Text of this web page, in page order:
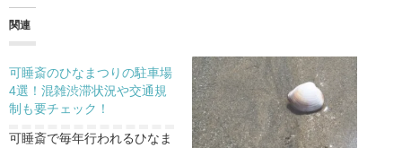
関連
可睡斎のひなまつりの駐車場
4選！混雑渋滞状況や交通規
制も要チェック！
可睡斎で毎年行われるひなま